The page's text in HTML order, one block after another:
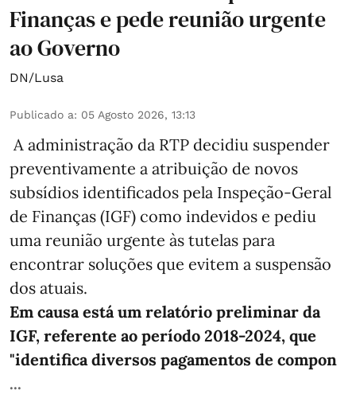
Finanças e pede reunião urgente
ao Governo
DN/Lusa
Publicado a: 05 Agosto 2026, 13:13
A administração da RTP decidiu suspender
preventivamente a atribuição de novos
subsídios identificados pela Inspeção-Geral
de Finanças (IGF) como indevidos e pediu
uma reunião urgente às tutelas para
encontrar soluções que evitem a suspensão
dos atuais.
Em causa está um relatório preliminar da
IGF, referente ao período 2018-2024, que
"identifica diversos pagamentos de compon
...